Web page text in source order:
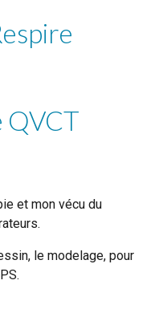
QVCT
et mon vécu du
le modelage, pour